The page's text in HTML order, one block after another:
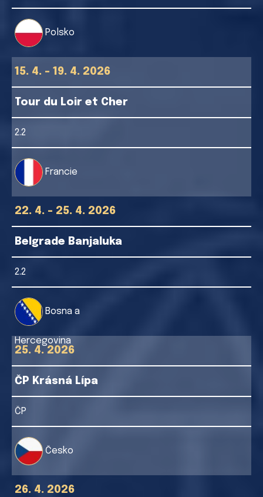
Polsko
15. 4. - 19. 4. 2026
Tour du Loir et Cher
2.2
Francie
22. 4. - 25. 4. 2026
Belgrade Banjaluka
2.2
Bosna a
Hercegovina
25. 4. 2026
ČP Krásná Lípa
ČP
Česko
26. 4. 2026